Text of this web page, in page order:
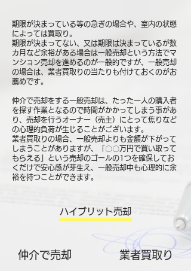
期限が決まっている等の急ぎの場合や、室内の状態
によっては買取り。
期限が決まってない、又は期限は決まっているが数
カ月など余裕がある場合は一般売却という方法でマ
ンション売却を進めるのが一般的ですが、一般売却
の場合は、業者買取りの当たりも付けておくのがお
薦めです。
仲介で売却をする一般売却は、たった一人の購入者
を探す作業となるので時間がかかってしまう事があ
り、売却を行うオーナー（売主）にとって焦りなど
の心理的負荷が生じることがございます。
業者買取りの場合、一般売却よりも金額が下がって
しまうことがありますが、「〇〇万円で買い取って
もらえる」という売却のゴールの1つを確保してお
くだけで安心感が芽生え、一般売却中も心理的に余
裕を持つことができます。
ハイブリット売却
仲介で売却 ​業者買取り